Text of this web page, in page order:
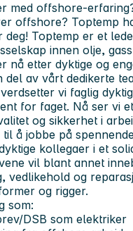
med offshore-
offshore? Toptemp
deg! Toptemp er et
innen olje,
nå etter dyktige og
del av vårt dedikerte
vi faglig
for faget. Nå ser vi
og sikkerhet i
å jobbe på
kollegaer i et
vil blant annet
vedlikehold og
og rigger.
som:
DSB som elektriker